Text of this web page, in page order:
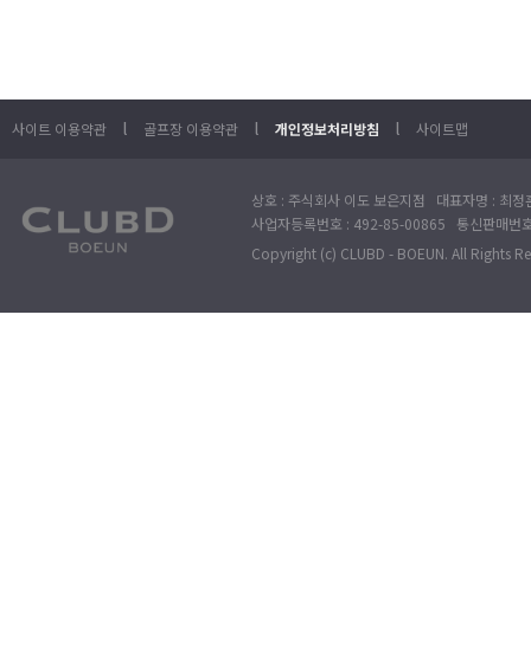
사이트 이용약관 l 골프장 이용약관 l 개인정보처리방침 l 사이트맵
상호 : 주식회사 이도 보은지점 대표자명 : 최
사업자등록번호 : 492-85-00865 통신판매
Copyright (c) CLUBD - BOEUN. All Rights